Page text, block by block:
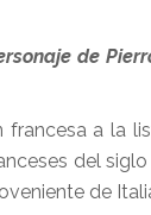
de
francesa a la
del siglo
de